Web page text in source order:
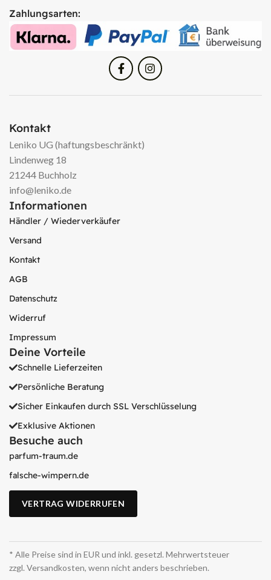
Zahlungsarten:
Kontakt
Leniko UG (haftungsbeschränkt)
Lindenweg 18
21244 Buchholz
info@leniko.de
Informationen
Händler / Wiederverkäufer
Versand
Kontakt
AGB
Datenschutz
Widerruf
Impressum
Deine Vorteile
Schnelle Lieferzeiten
Persönliche Beratung
Sicher Einkaufen durch SSL Verschlüsselung
Exklusive Aktionen
Besuche auch
parfum-traum.de
falsche-wimpern.de
VERTRAG WIDERRUFEN
* Alle Preise sind in EUR und inkl. gesetzl. Mehrwertsteuer
zzgl. Versandkosten, wenn nicht anders beschrieben.